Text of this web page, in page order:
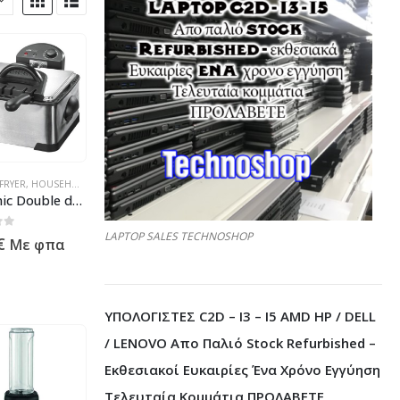
- ΚΙΝΗΤΉΣ ΤΗΛΕΦΩΝΊΑΣ - ΗΛΕΚΤΡΟΝΙΚΆ
,KITCHEN ACCESSORY,ΠΡΟΪΌΝΤΑ ΠΛΗΡΟΦΟΡΙΚΉΣ - ΚΙΝΗΤΉΣ ΤΗΛΕΦΩΝΊΑΣ -
, HOUSEHOLD KITCHEN ACCESSORY, ΠΡΟΪΌΝΤΑ ΠΛΗΡΟΦΟΡΙΚΉΣ - ΚΙΝΗΤΉΣ
Clatronic Double deep fat fryer FR 3195 Inox
Με φπα
LAPTOP SALES TECHNOSHOP
ΥΠΟΛΟΓΙΣΤΕΣ C2D – I3 – I5 AMD HP / DELL
/ LENOVO Απο Παλιό Stock Refurbished –
Εκθεσιακοί Ευκαιρίες Ένα Χρόνο Εγγύηση
Τελευταία Κομμάτια ΠΡΟΛΑΒΕΤΕ